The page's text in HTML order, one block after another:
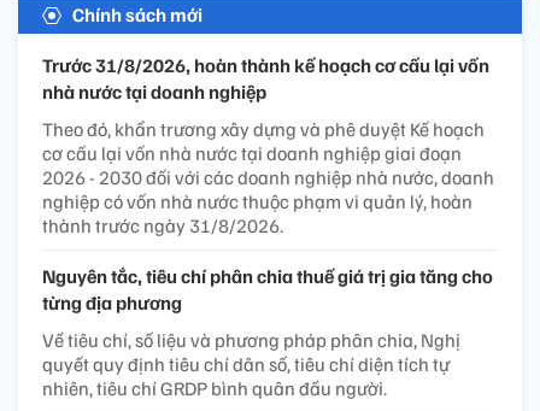
Chính sách mới
Trước 31/8/2026, hoàn thành kế hoạch cơ cấu lại vốn
nhà nước tại doanh nghiệp
Theo đó, khẩn trương xây dựng và phê duyệt Kế hoạch
cơ cấu lại vốn nhà nước tại doanh nghiệp giai đoạn
2026 - 2030 đối với các doanh nghiệp nhà nước, doanh
nghiệp có vốn nhà nước thuộc phạm vi quản lý, hoàn
thành trước ngày 31/8/2026.
Nguyên tắc, tiêu chí phân chia thuế giá trị gia tăng cho
từng địa phương
Về tiêu chí, số liệu và phương pháp phân chia, Nghị
quyết quy định tiêu chí dân số, tiêu chí diện tích tự
nhiên, tiêu chí GRDP bình quân đầu người.